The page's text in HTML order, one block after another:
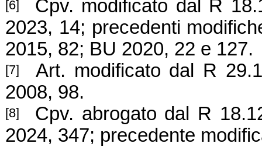
[6] Cpv. modificato dal R
2023, 14; precedenti
2015, 82; BU 2020, 22 e 127.
[7]
Art. modificato dal R
2008, 98.
[8]
Cpv. abrogato dal R
2024, 347; precedente